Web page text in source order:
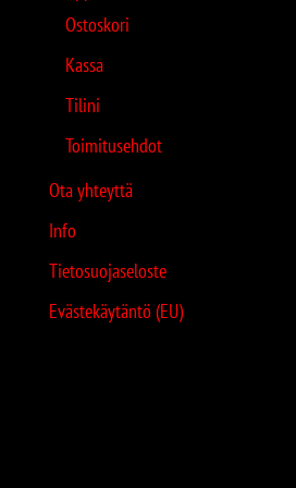
Ostoskori
Kassa
Tilini
Toimitusehdot
Ota yhteyttä
Info
Tietosuojaseloste
Evästekäytäntö (EU)